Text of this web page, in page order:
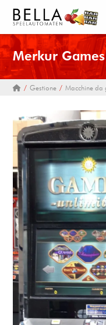
Merkur
Gestione Macchine da